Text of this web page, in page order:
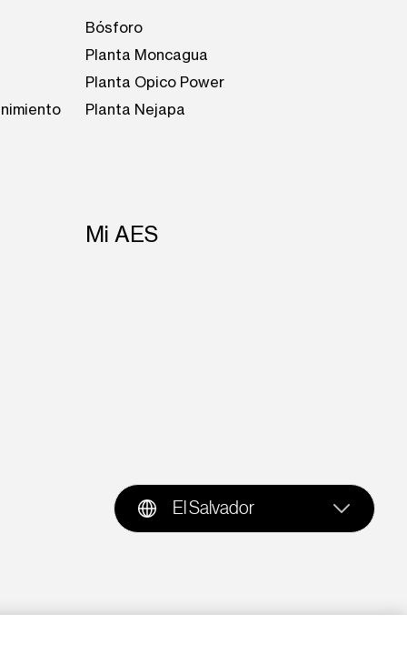
Bósforo
Planta Moncagua
Planta Opico Power
Planta Nejapa
Mi AES
El Salvador